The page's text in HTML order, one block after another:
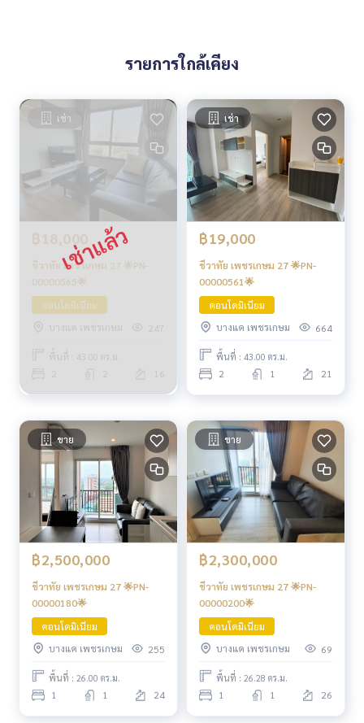
รายการใกล้เคียง
เช่า
฿18,000
ชีวาทัย เพชรเกษม 27 🌟PN-
00000565🌟
คอนโดมิเนียม
บางแค เพชรเกษม
247
พื้นที่ : 43.00 ตร.ม.
16
เช่า
฿19,000
ชีวาทัย เพชรเกษม 27 🌟PN-
00000561🌟
คอนโดมิเนียม
บางแค เพชรเกษม
664
พื้นที่ : 43.00 ตร.ม.
2 1 21
ขาย
฿2,500,000
ชีวาทัย เพชรเกษม 27 🌟PN-
00000180🌟
คอนโดมิเนียม
บางแค เพชรเกษม
255
พื้นที่ : 26.00 ตร.ม.
1 1 24
ขาย
฿2,300,000
ชีวาทัย เพชรเกษม 27 🌟PN-
00000200🌟
คอนโดมิเนียม
บางแค เพชรเกษม
69
พื้นที่ : 26.28 ตร.ม.
1 1 26